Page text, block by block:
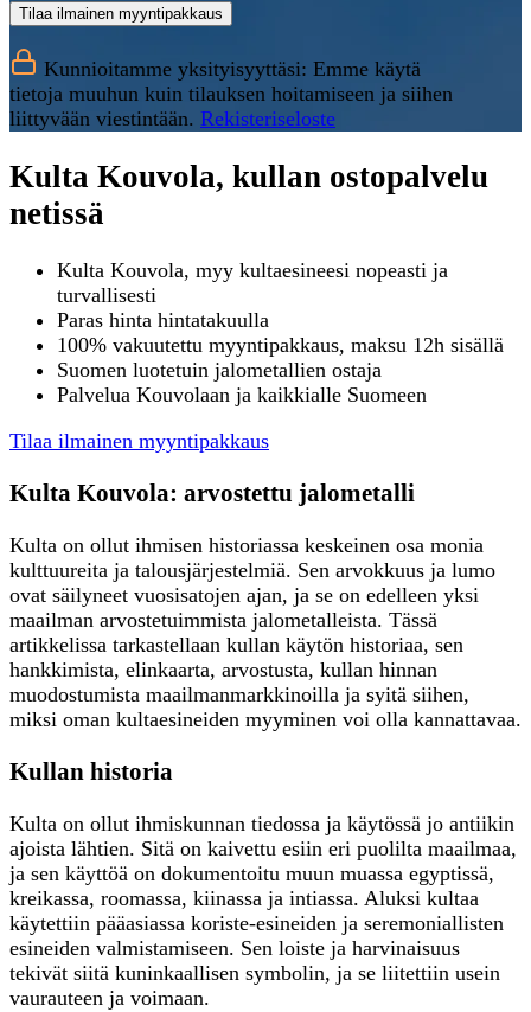
Tilaa ilmainen myyntipakkaus
Kunnioitamme yksityisyyttäsi: Emme käytä
tietoja muuhun kuin tilauksen hoitamiseen ja siihen
liittyvään viestintään. Rekisteriseloste
Kulta Kouvola, kullan ostopalvelu
netissä
Kulta Kouvola, myy kultaesineesi nopeasti ja
turvallisesti
Paras hinta hintatakuulla
100% vakuutettu myyntipakkaus, maksu 12h sisällä
Suomen luotetuin jalometallien ostaja
Palvelua Kouvolaan ja kaikkialle Suomeen
Tilaa ilmainen myyntipakkaus
Kulta Kouvola: arvostettu jalometalli
Kulta on ollut ihmisen historiassa keskeinen osa monia
kulttuureita ja talousjärjestelmiä. Sen arvokkuus ja lumo
ovat säilyneet vuosisatojen ajan, ja se on edelleen yksi
maailman arvostetuimmista jalometalleista. Tässä
artikkelissa tarkastellaan kullan käytön historiaa, sen
hankkimista, elinkaarta, arvostusta, kullan hinnan
muodostumista maailmanmarkkinoilla ja syitä siihen,
miksi oman kultaesineiden myyminen voi olla kannattavaa.
Kullan historia
Kulta on ollut ihmiskunnan tiedossa ja käytössä jo antiikin
ajoista lähtien. Sitä on kaivettu esiin eri puolilta maailmaa,
ja sen käyttöä on dokumentoitu muun muassa egyptissä,
kreikassa, roomassa, kiinassa ja intiassa. Aluksi kultaa
käytettiin pääasiassa koriste-esineiden ja seremoniallisten
esineiden valmistamiseen. Sen loiste ja harvinaisuus
tekivät siitä kuninkaallisen symbolin, ja se liitettiin usein
vaurauteen ja voimaan.